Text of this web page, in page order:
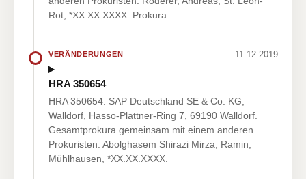
Rot, *XX.XX.XXXX. Prokura …
VERÄNDERUNGEN 11.12.2019
HRA 350654
HRA 350654: SAP Deutschland SE & Co. KG,
Walldorf, Hasso-Plattner-Ring 7, 69190 Walldorf.
Gesamtprokura gemeinsam mit einem anderen
Prokuristen: Abolghasem Shirazi Mirza, Ramin,
Mühlhausen, *XX.XX.XXXX.